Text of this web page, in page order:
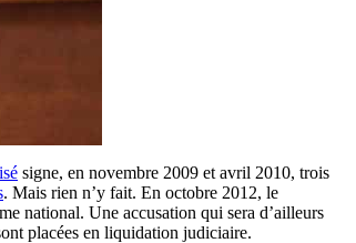
signe, en novembre 2009 et avril 2010, trois
. Mais rien n’y fait. En octobre 2012, le
national. Une accusation qui sera d’ailleurs
placées en liquidation judiciaire.